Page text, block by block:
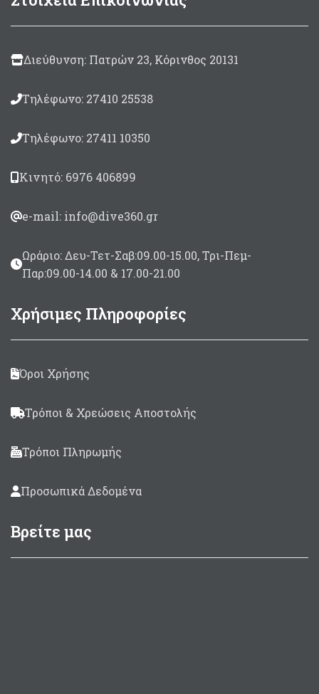
Διεύθυνση: Πατρών 23, Κόρινθος 20131
Τηλέφωνο: 27410 25538
Τηλέφωνο: 27411 10350
Κινητό: 6976 406899
e-mail: info@dive360.gr
Ωράριο: Δευ-Τετ-Σαβ:09.00-15.00, Τρι-Πεμ-
Παρ:09.00-14.00 & 17.00-21.00
Χρήσιμες Πληροφορίες
Όροι Χρήσης
Τρόποι & Χρεώσεις Αποστολής
Τρόποι Πληρωμής
Προσωπικά Δεδομένα
Βρείτε μας